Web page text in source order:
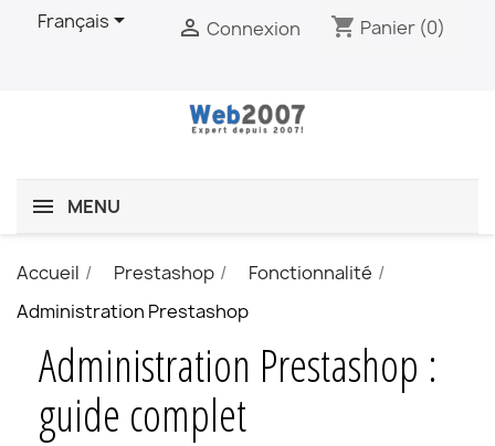
Français  Connexion shopping_cart Panier (0)
MENU
Accueil Prestashop
Fonctionnalité
Administration Prestashop
Administration Prestashop :
guide complet